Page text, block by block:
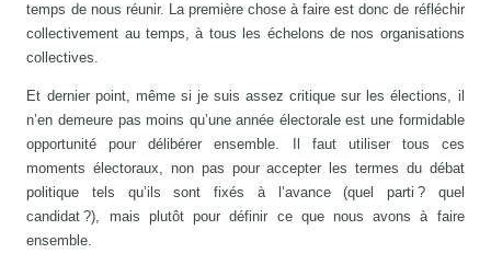
temps de nous réunir. La première chose à faire est donc de réfléchir
collectivement au temps, à tous les échelons de nos organisations
collectives.
Et dernier point, même si je suis assez critique sur les élections, il
n’en demeure pas moins qu’une année électorale est une formidable
opportunité pour délibérer ensemble. Il faut utiliser tous ces
moments électoraux, non pas pour accepter les termes du débat
politique tels qu’ils sont fixés à l’avance (quel parti ? quel
candidat ?), mais plutôt pour définir ce que nous avons à faire
ensemble.